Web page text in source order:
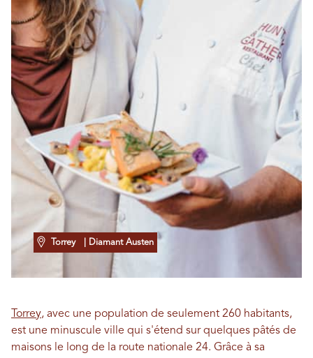
Torrey | Diamant Austen
Torrey, avec une population de seulement 260 habitants,
est une minuscule ville qui s'étend sur quelques pâtés de
maisons le long de la route nationale 24. Grâce à sa